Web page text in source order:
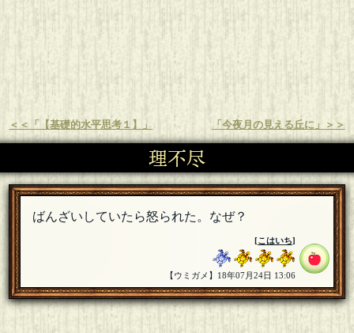
＜＜「【基礎的水平思考１】」 「今夜月の見える丘に」＞＞
理不尽
ばんざいしていたら怒られた。なぜ？
[こはいち]
【ウミガメ】18年07月24日 13:06